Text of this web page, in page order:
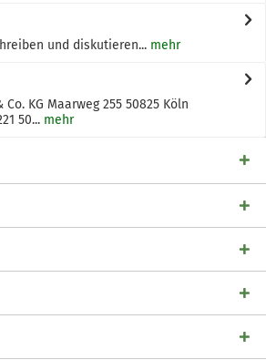
und diskutieren... mehr
KG Maarweg 255 50825 Köln
50... mehr